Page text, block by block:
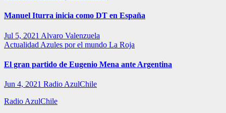
Manuel Iturra inicia como DT en España
Jul 5, 2021 Alvaro Valenzuela
Actualidad Azules por el mundo La Roja
El gran partido de Eugenio Mena ante Argentina
Jun 4, 2021 Radio AzulChile
Radio AzulChile